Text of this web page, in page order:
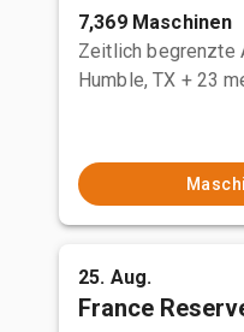
7,369 Maschinen
Zeitlich begrenzte
Humble, TX + 23
25. Aug.
France